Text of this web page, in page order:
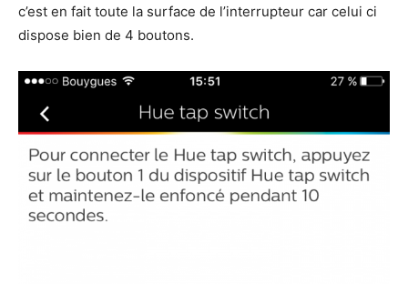
c’est en fait toute la surface de l’interrupteur car celui ci
dispose bien de 4 boutons.